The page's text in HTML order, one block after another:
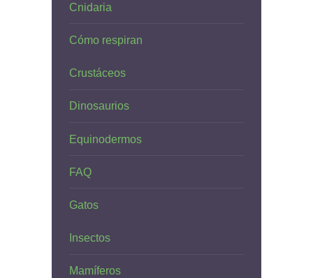
Cnidaria
Cómo respiran
Crustáceos
Dinosaurios
Equinodermos
FAQ
Gatos
Insectos
Mamíferos